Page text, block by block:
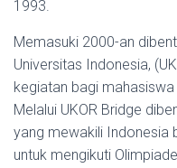
1993.
Memasuki 2000-an
Universitas Indonesia,
kegiatan bagi
Melalui UKOR Bridge
yang mewakili Indonesia
untuk mengikuti